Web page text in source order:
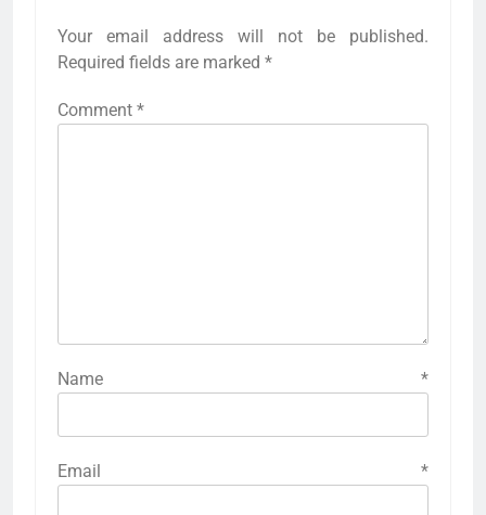
Your email address will not be published.
Required fields are marked *
Comment *
Name *
Email *